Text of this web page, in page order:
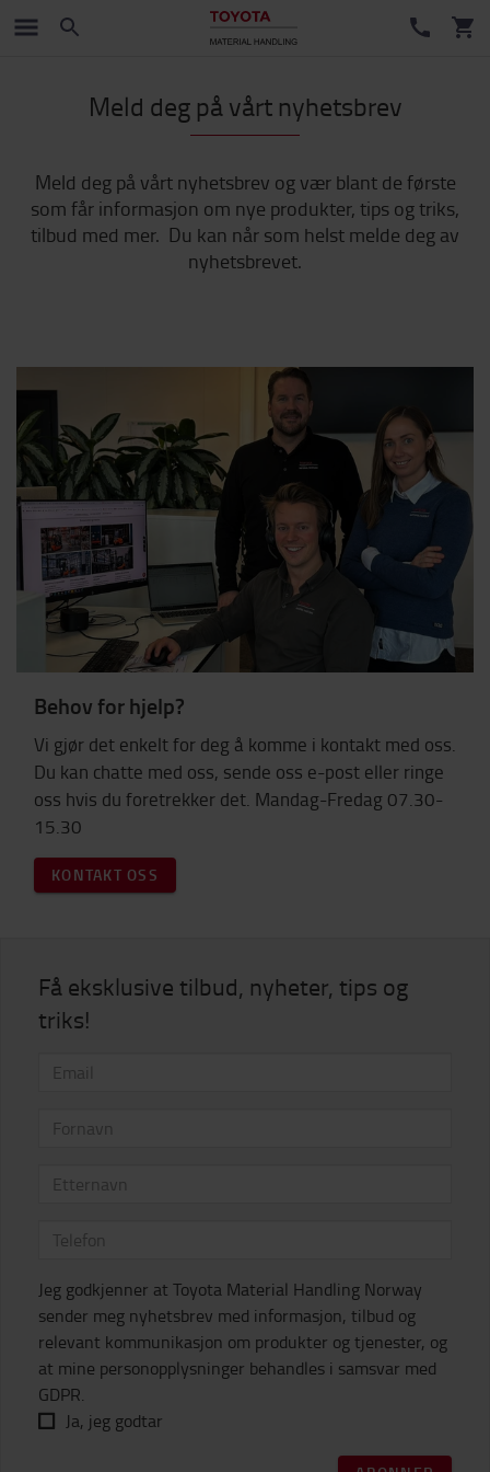
Meld deg på vårt nyhetsbrev
Meld deg på vårt nyhetsbrev og vær blant de første
som får informasjon om nye produkter, tips og triks,
tilbud med mer. Du kan når som helst melde deg av
nyhetsbrevet.
Behov for hjelp?
Vi gjør det enkelt for deg å komme i kontakt med oss.
Du kan chatte med oss, sende oss e-post eller ringe
oss hvis du foretrekker det. Mandag-Fredag 07.30-
15.30
KONTAKT OSS
Få eksklusive tilbud, nyheter, tips og
triks!
Jeg godkjenner at Toyota Material Handling Norway
sender meg nyhetsbrev med informasjon, tilbud og
relevant kommunikasjon om produkter og tjenester, og
at mine personopplysninger behandles i samsvar med
GDPR.
Ja, jeg godtar